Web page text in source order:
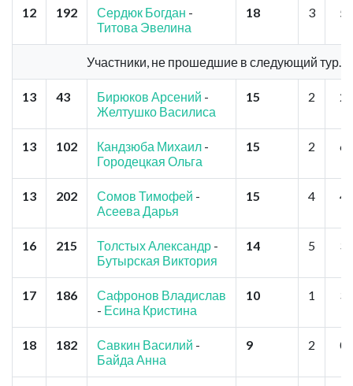
12 192 Сердюк Богдан -
Титова Эвелина
18 3 5
Участники, не прошедшие в следующий тур.
13 43 Бирюков Арсений -
Желтушко Василиса
15 2 2
13 102 Кандзюба Михаил -
Городецкая Ольга
15 2 6
13 202 Сомов Тимофей -
Асеева Дарья
15 4 4
16 215 Толстых Александр -
Бутырская Виктория
14 5 3
17 186
Сафронов Владислав
- Есина Кристина
10 1 3
18 182 Савкин Василий -
Байда Анна
9 2 0